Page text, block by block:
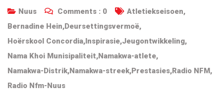
Nuus Comments : 0 Atletiekseisoen,
Bernadine Hein,Deursettingsvermoë,
Hoërskool Concordia,Inspirasie,Jeugontwikkeling,
Nama Khoi Munisipaliteit,Namakwa-atlete,
Namakwa-Distrik,Namakwa-streek,Prestasies,Radio NFM,
Radio Nfm-Nuus